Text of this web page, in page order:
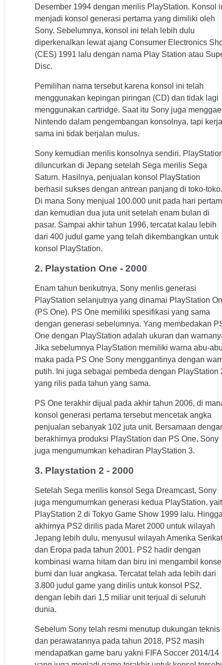
Desember 1994 dengan merilis PlayStation. Konsol
menjadi konsol generasi pertama yang dimiliki oleh
Sony. Sebelumnya, konsol ini telah lebih dulu
diperkenalkan lewat ajang Consumer Electronics
(CES) 1991 lalu dengan nama Play Station atau
Disc.
Pemilihan nama tersebut karena konsol ini telah
menggunakan kepingan piringan (CD) dan tidak lagi
menggunakan cartridge. Saat itu Sony juga
Nintendo dalam pengembangan konsolnya, tapi kerja
sama ini tidak berjalan mulus.
Sony kemudian merilis konsolnya sendiri.
diluncurkan di Jepang setelah Sega merilis Sega
Saturn. Hasilnya, penjualan konsol PlayStation
berhasil sukses dengan antrean panjang di toko-toko.
Di mana Sony menjual 100.000 unit pada hari
dan kemudian dua juta unit setelah enam bulan di
pasar. Sampai akhir tahun 1996, tercatat kalau lebih
dari 400 judul game yang telah dikembangkan untuk
konsol PlayStation.
2. Playstation One - 2000
Enam tahun berikutnya, Sony merilis generasi
PlayStation selanjutnya yang dinamai PlayStation
(PS One). PS One memiliki spesifikasi yang sama
dengan generasi sebelumnya. Yang membedakan
One dengan PlayStation adalah ukuran dan
Jika sebelumnya PlayStation memiliki warna abu-
maka pada PS One Sony menggantinya dengan
putih. Ini juga sebagai pembeda dengan PlayStation
yang rilis pada tahun yang sama.
PS One terakhir dijual pada akhir tahun 2006, di
konsol generasi pertama tersebut mencetak angka
penjualan sebanyak 102 juta unit. Bersamaan
berakhirnya produksi PlayStation dan PS One, Sony
juga mengumumkan kehadiran PlayStation 3.
3. Playstation 2 - 2000
Setelah Sega merilis konsol Sega Dreamcast, Sony
juga mengumumkan generasi kedua PlayStation,
PlayStation 2 di Tokyo Game Show 1999 lalu.
akhirnya PS2 dirilis pada Maret 2000 untuk wilayah
Jepang lebih dulu, menyusul wilayah Amerika Serikat
dan Eropa pada tahun 2001. PS2 hadir dengan
kombinasi warna hitam dan biru ini mengambil
bumi dan luar angkasa. Tercatat telah ada lebih dari
3.800 judul game yang dirilis untuk konsol PS2,
dengan lebih dari 1,5 miliar unit terjual di seluruh
dunia.
Sebelum Sony telah resmi menutup dukungan teknis
dan perawatannya pada tahun 2018, PS2 masih
mendapatkan game baru yakni FIFA Soccer 2014/14